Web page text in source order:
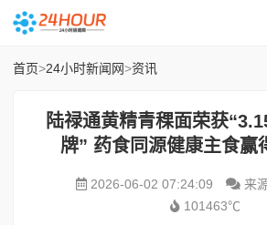
首页>24小时新闻网>资讯
陆禄通黄精青稞面荣获
牌” 药食同源健康主食赢
2026-06-02 07:24:09
来
101463℃